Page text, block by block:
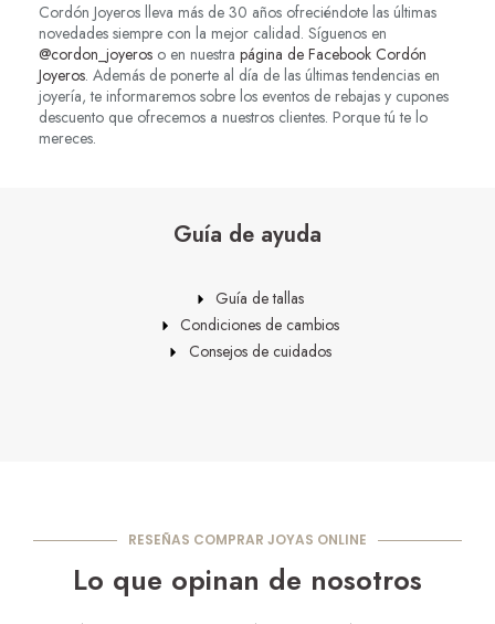
Cordón Joyeros lleva más de 30 años ofreciéndote las últimas
novedades siempre con la mejor calidad. Síguenos en
@cordon_joyeros o en nuestra página de Facebook Cordón
Joyeros. Además de ponerte al día de las últimas tendencias en
joyería, te informaremos sobre los eventos de rebajas y cupones
descuento que ofrecemos a nuestros clientes. Porque tú te lo
mereces.
Guía de ayuda
Guía de tallas
Condiciones de cambios
Consejos de cuidados
RESEÑAS COMPRAR JOYAS ONLINE
Lo que opinan de nosotros